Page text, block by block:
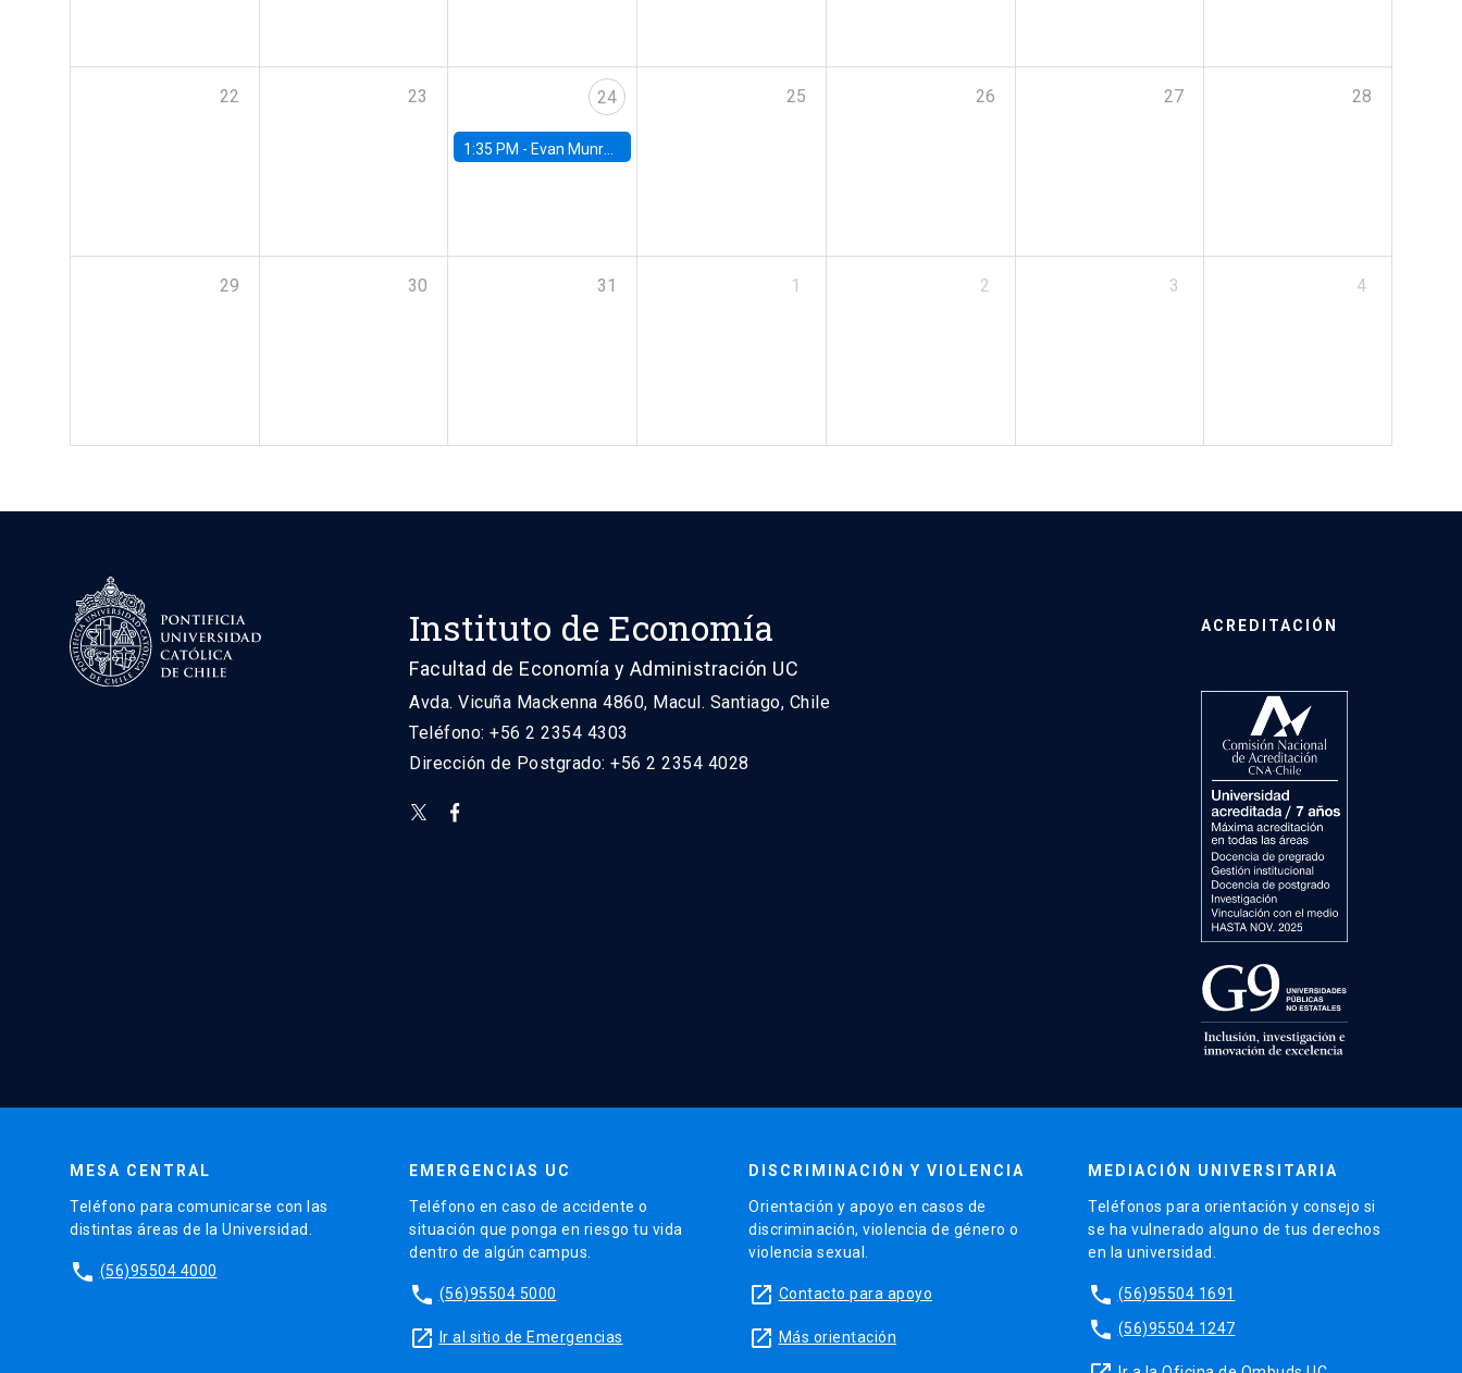
22 23 24
1:35 PM - Evan Munro, Neyman Visiting Assistant Professor in the Department of Statistics at UC Berkeley
25 26 27 28
29 30 31 1 2 3 4
Instituto de Economía
Facultad de Economía y Administración UC
Avda. Vicuña Mackenna 4860, Macul. Santiago, Chile
Teléfono: +56 2 2354 4303
Dirección de Postgrado: +56 2 2354 4028
ACREDITACIÓN
MESA CENTRAL
Teléfono para comunicarse con las
distintas áreas de la Universidad.
phone (56)95504 4000
EMERGENCIAS UC
Teléfono en caso de accidente o
situación que ponga en riesgo tu vida
dentro de algún campus.
phone (56)95504 5000
launch Ir al sitio de Emergencias
DISCRIMINACIÓN Y VIOLENCIA
Orientación y apoyo en casos de
discriminación, violencia de género o
violencia sexual.
launch Contacto para apoyo
launch Más orientación
MEDIACIÓN UNIVERSITARIA
Teléfonos para orientación y consejo si
se ha vulnerado alguno de tus derechos
en la universidad.
phone (56)95504 1691
phone (56)95504 1247